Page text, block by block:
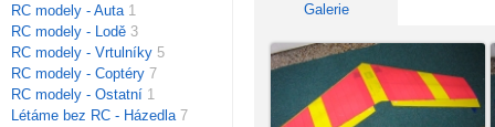
RC modely - Auta 1
RC modely - Lodě 3
RC modely - Vrtulníky 5
RC modely - Coptéry 7
RC modely - Ostatní 1
Létáme bez RC - Házedla 7
Galerie